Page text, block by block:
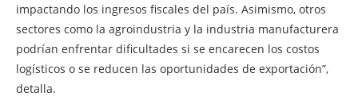
impactando los ingresos fiscales del país. Asimismo, otros
sectores como la agroindustria y la industria manufacturera
podrían enfrentar dificultades si se encarecen los costos
logísticos o se reducen las oportunidades de exportación”,
detalla.